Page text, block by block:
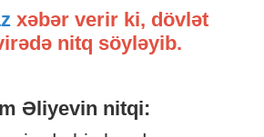
xəbər verir ki, dövlət
nitq söyləyib.
Əliyevin nitqi: